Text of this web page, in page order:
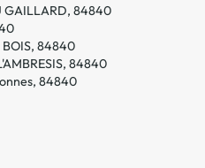
GAILLARD, 84840
BOIS, 84840
84840
84840